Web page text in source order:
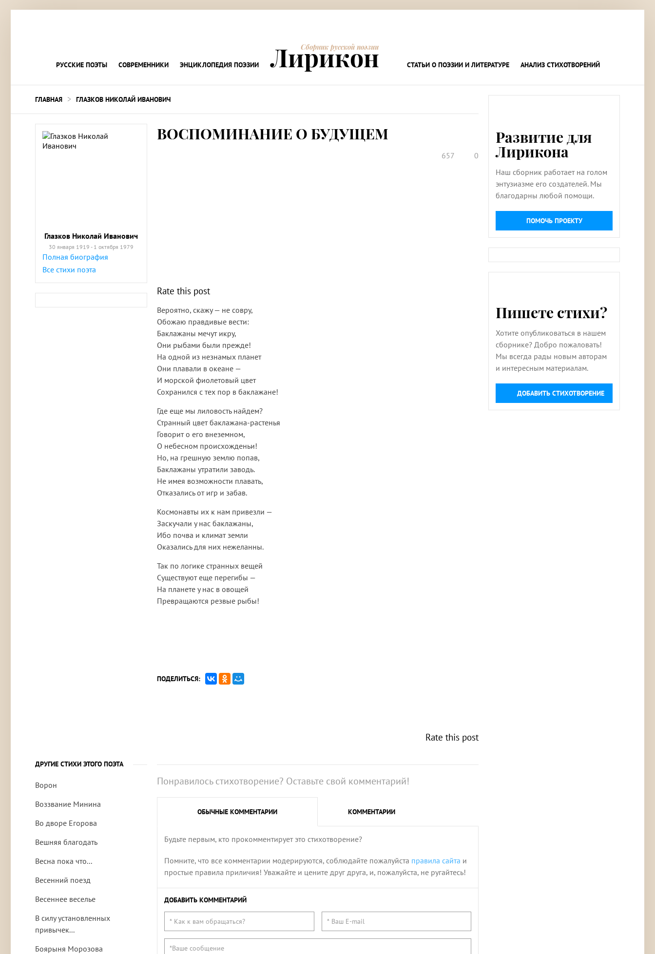
РУССКИЕ ПОЭТЫ СОВРЕМЕННИКИ ЭНЦИКЛОПЕДИЯ ПОЭЗИИ
Сборник русской поэзии
Лирикон СТАТЬИ О ПОЭЗИИ И ЛИТЕРАТУРЕ АНАЛИЗ СТИХОТВОРЕНИЙ
ГЛАВНАЯ > ГЛАЗКОВ НИКОЛАЙ ИВАНОВИЧ
Глазков Николай Иванович
30 января 1919 - 1 октября 1979
Полная биография
Все стихи поэта
ВОСПОМИНАНИЕ О БУДУЩЕМ
657 0
Rate this post
Вероятно, скажу — не совру,
Обожаю правдивые вести:
Баклажаны мечут икру,
Они рыбами были прежде!
На одной из незнамых планет
Они плавали в океане —
И морской фиолетовый цвет
Сохранился с тех пор в баклажане!
Где еще мы лиловость найдем?
Странный цвет баклажана-растенья
Говорит о его внеземном,
О небесном происхожденьи!
Но, на грешную землю попав,
Баклажаны утратили заводь.
Не имея возможности плавать,
Отказались от игр и забав.
Космонавты их к нам привезли —
Заскучали у нас баклажаны,
Ибо почва и климат земли
Оказались для них нежеланны.
Так по логике странных вещей
Существуют еще перегибы —
На планете у нас в овощей
Превращаются резвые рыбы!
ПОДЕЛИТЬСЯ:
Rate this post
ДРУГИЕ СТИХИ ЭТОГО ПОЭТА
Ворон
Воззвание Минина
Во дворе Егорова
Вешняя благодать
Весна пока что...
Весенний поезд
Весеннее веселье
В силу установленных
привычек...
Боярыня Морозова
Понравилось стихотворение? Оставьте свой комментарий!
ОБЫЧНЫЕ КОММЕНТАРИИ КОММЕНТАРИИ
Будьте первым, кто прокомментирует это стихотворение?
Помните, что все комментарии модерируются, соблюдайте пожалуйста правила сайта и
простые правила приличия! Уважайте и цените друг друга, и, пожалуйста, не ругайтесь!
ДОБАВИТЬ КОММЕНТАРИЙ
Развитие для
Лирикона
Наш сборник работает на голом
энтузиазме его создателей. Мы
благодарны любой помощи.
ПОМОЧЬ ПРОЕКТУ
Пишете стихи?
Хотите опубликоваться в нашем
сборнике? Добро пожаловать!
Мы всегда рады новым авторам
и интересным материалам.
ДОБАВИТЬ СТИХОТВОРЕНИЕ